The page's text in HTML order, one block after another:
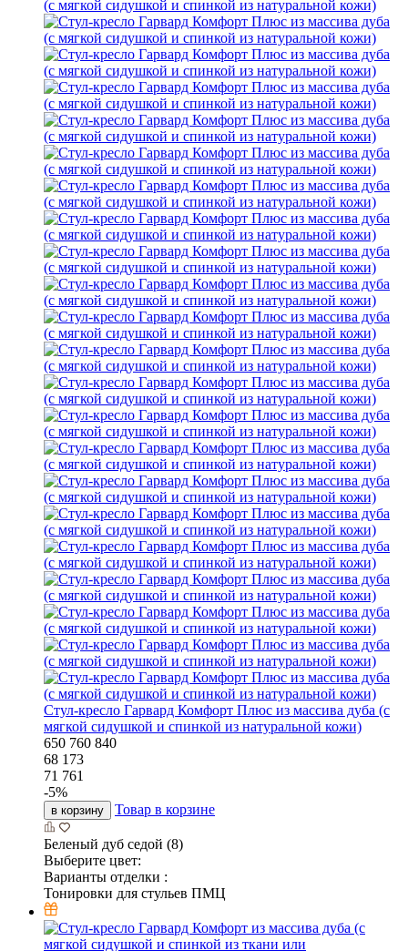
Стул-кресло Гарвард Комфорт Плюс из массива дуба (с
мягкой сидушкой и спинкой из натуральной кожи)
650 760 840
68 173
71 761
-5%
в корзину Товар в корзине
Беленый дуб седой (8)
Выберите цвет:
Варианты отделки :
Тонировки для стульев ПМЦ